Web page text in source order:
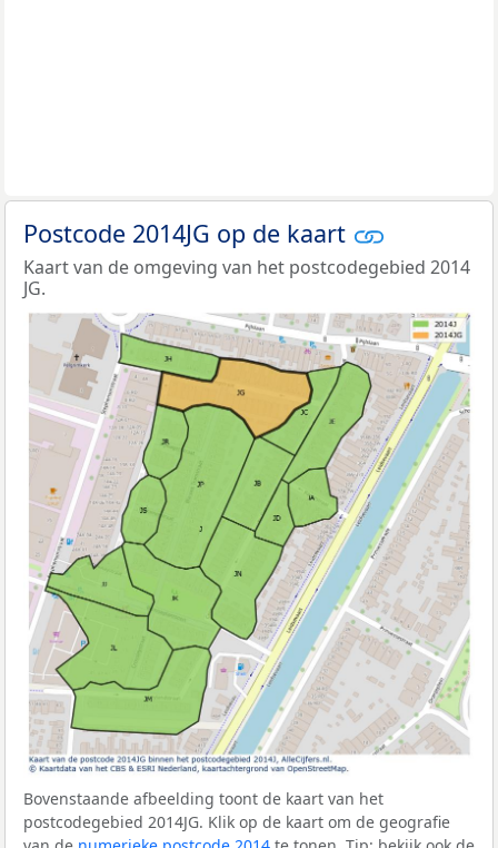
Postcode 2014JG op de kaart
Kaart van de omgeving van het postcodegebied 2014
JG.
Bovenstaande afbeelding toont de kaart van het
postcodegebied 2014JG. Klik op de kaart om de geografie